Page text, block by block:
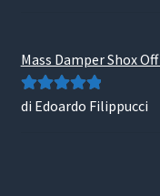
Mass Damper Shox
Valutato5su
di Edoardo Filippucci